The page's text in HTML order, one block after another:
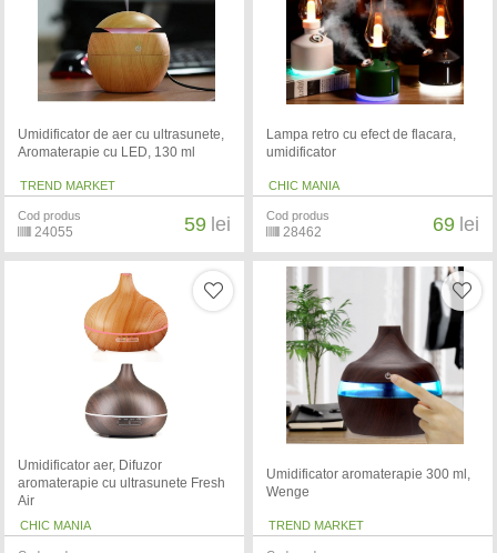
Umidificator de aer cu ultrasunete,
Aromaterapie cu LED, 130 ml
TREND MARKET
Cod produs
24055 59 lei
Lampa retro cu efect de flacara,
umidificator
CHIC MANIA
Cod produs
28462 69 lei
Umidificator aer, Difuzor
aromaterapie cu ultrasunete Fresh
Air
CHIC MANIA
Umidificator aromaterapie 300 ml,
Wenge
TREND MARKET